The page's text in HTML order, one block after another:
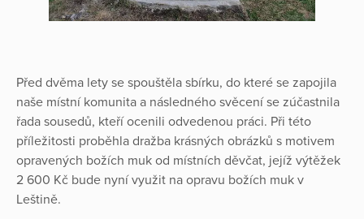
Před dvěma lety se spouštěla sbírku, do které se zapojila
naše místní komunita a následného svěcení se zúčastnila
řada sousedů, kteří ocenili odvedenou práci. Při této
příležitosti proběhla dražba krásných obrázků s motivem
opravených božích muk od místních děvčat, jejíž výtěžek
2 600 Kč bude nyní využit na opravu božích muk v
Leštině.